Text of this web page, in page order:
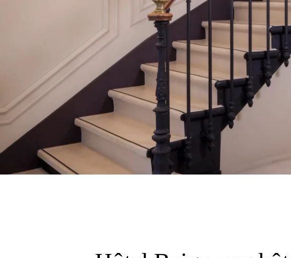
HÔTEL
CHAMBRES & JUNIOR SUITES
SERVICES
OFFRES & PACKAGES
ENGAGEMENTS
GALERIE PHOTOS
QUARTIER